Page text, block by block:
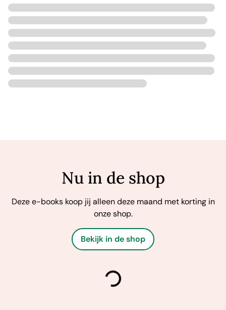
Nu in de shop
Deze e-books koop jij alleen deze maand met korting in
onze shop.
Bekijk in de shop
laden